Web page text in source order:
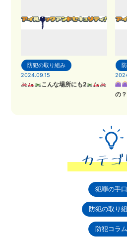
防犯の取り組み
2024.09.15
こんな場所にも2
の？
犯罪の手口
防犯の取り
防犯コラム